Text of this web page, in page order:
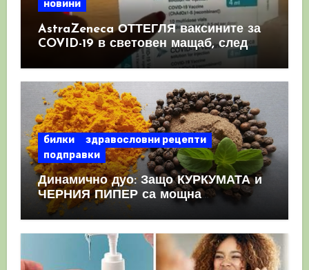
новини
AstraZeneca ОТТЕГЛЯ ваксините за
COVID-19 в световен мащаб, след
като призна, че те причиняват
билки
здравословни рецепти
подправки
Динамично дуо: Защо КУРКУМАТА и
ЧЕРНИЯ ПИПЕР са мощна
комбинация